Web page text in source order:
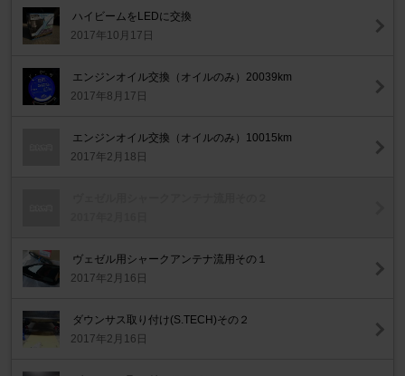
ハイビームをLEDに交換
2017年10月17日
エンジンオイル交換（オイルのみ）20039km
2017年8月17日
エンジンオイル交換（オイルのみ）10015km
2017年2月18日
ヴェゼル用シャークアンテナ流用その１
2017年2月16日
ダウンサス取り付け(S.TECH)その２
2017年2月16日